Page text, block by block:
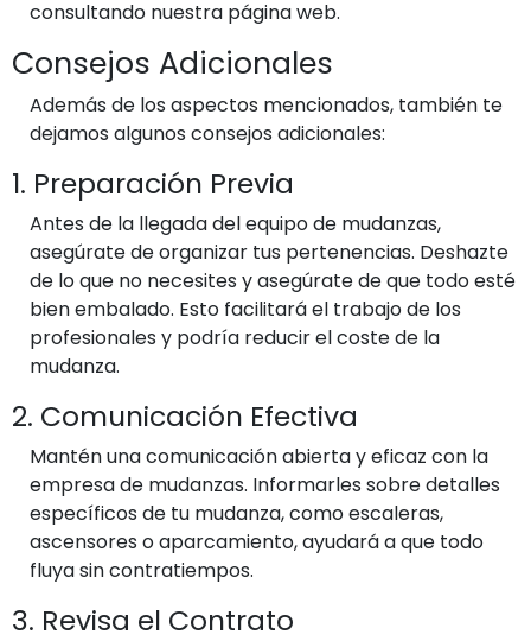
consultando nuestra página web.
Consejos Adicionales
Además de los aspectos mencionados, también te
dejamos algunos consejos adicionales:
1. Preparación Previa
Antes de la llegada del equipo de mudanzas,
asegúrate de organizar tus pertenencias. Deshazte
de lo que no necesites y asegúrate de que todo esté
bien embalado. Esto facilitará el trabajo de los
profesionales y podría reducir el coste de la
mudanza.
2. Comunicación Efectiva
Mantén una comunicación abierta y eficaz con la
empresa de mudanzas. Informarles sobre detalles
específicos de tu mudanza, como escaleras,
ascensores o aparcamiento, ayudará a que todo
fluya sin contratiempos.
3. Revisa el Contrato